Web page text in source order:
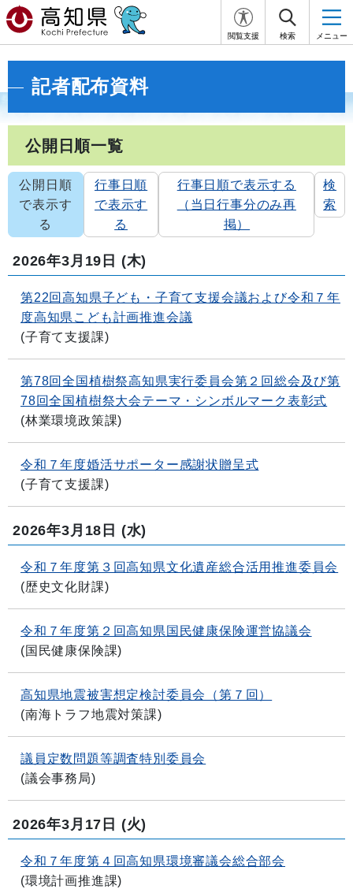
閲覧支援 検索 メニュー
記者配布資料
公開日順一覧
公開日順
で表示す
る
行事日順
で表示す
る
行事日順で表示する
（当日行事分のみ再
掲）
検
索
2026年3月19日 (木)
第22回高知県子ども・子育て支援会議および令和７年
度高知県こども計画推進会議
(子育て支援課)
第78回全国植樹祭高知県実行委員会第２回総会及び第
78回全国植樹祭大会テーマ・シンボルマーク表彰式
(林業環境政策課)
令和７年度婚活サポーター感謝状贈呈式
(子育て支援課)
2026年3月18日 (水)
令和７年度第３回高知県文化遺産総合活用推進委員会
(歴史文化財課)
令和７年度第２回高知県国民健康保険運営協議会
(国民健康保険課)
高知県地震被害想定検討委員会（第７回）
(南海トラフ地震対策課)
議員定数問題等調査特別委員会
(議会事務局)
2026年3月17日 (火)
令和７年度第４回高知県環境審議会総合部会
(環境計画推進課)